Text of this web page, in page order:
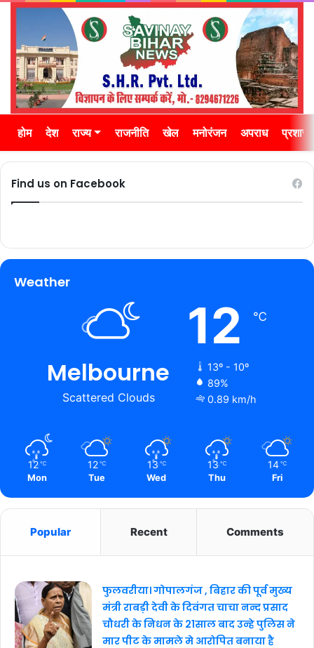
होम देश राज्य राजनीति खेल मनोरंजन अपराध
Find us on Facebook
Weather
Melbourne
Scattered Clouds
12 ℃
13º - 10º
89%
0.89 km/h
12 ℃
Mon
12 ℃
Tue
13 ℃
Wed
13 ℃
Thu
14 ℃
Fri
Popular Recent Comments
फुलवरीया। गोपालगंज , बिहार की पूर्व मुख्य
मंत्री राबड़ी देवी के दिवंगत चाचा नन्द प्रसाद
चौधरी के निधन के 21साल बाद उन्हे पुलिस ने
मार पीट के मामले मे आरोपित बनाया है